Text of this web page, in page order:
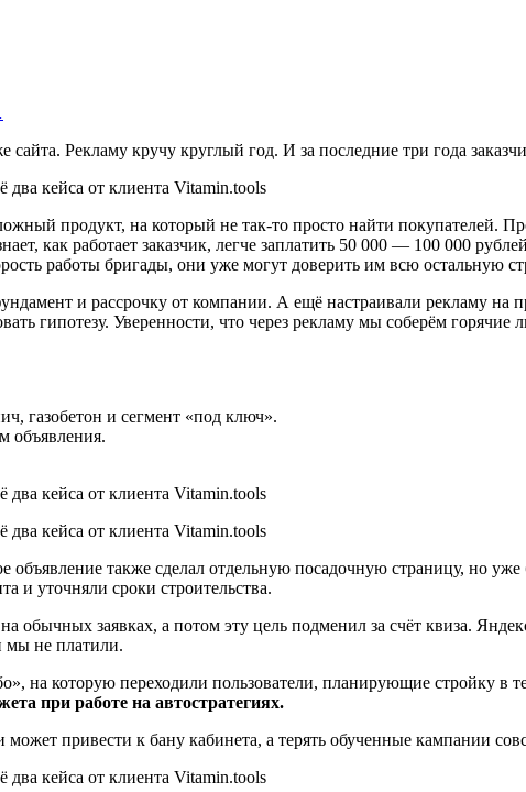
Рекламу кручу круглый год. И за последние три года
продукт, на который не так-то просто найти покупателей.
как работает заказчик, легче заплатить 50 000 — 100 000
работы бригады, они уже могут доверить им всю остальную
и рассрочку от компании. А ещё настраивали рекламу
гипотезу. Уверенности, что через рекламу мы соберём
газобетон и сегмент «под ключ».
объявления.
также сделал отдельную посадочную страницу, но уже
и уточняли сроки строительства.
заявках, а потом эту цель подменил за счёт квиза.
мы не платили.
на которую переходили пользователи, планирующие стройку в
при работе на автостратегиях.
привести к бану кабинета, а терять обученные кампании